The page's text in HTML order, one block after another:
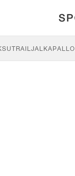
TRAILJALKAPALLO